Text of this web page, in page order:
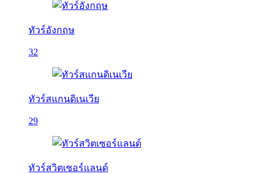
ทัวร์อังกฤษ
32
ทัวร์สแกนดิเนเวีย
29
ทัวร์สวิตเซอร์แลนด์